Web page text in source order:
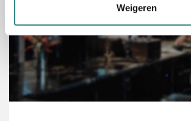
Weigeren